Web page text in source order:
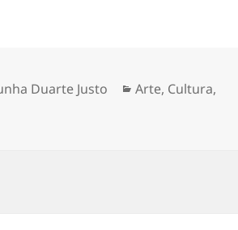
Duarte Justo Categorias
Arte, Cultura,